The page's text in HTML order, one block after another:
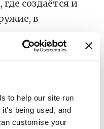
to help our site run
being used, and
customise your
создаётся и
в
ядерных
роста ядерных